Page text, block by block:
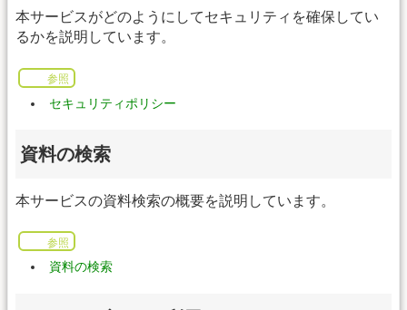
本サービスがどのようにしてセキュリティを確保してい
るかを説明しています。
参照
セキュリティポリシー
資料の検索
本サービスの資料検索の概要を説明しています。
参照
資料の検索